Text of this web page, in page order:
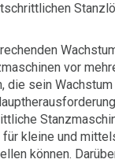
vor
die sein
kleine und
können.